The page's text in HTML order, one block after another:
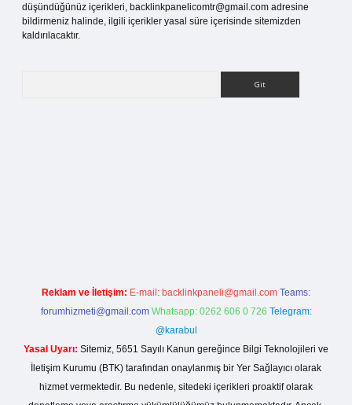
düşündüğünüz içerikleri, backlinkpanelicomtr@gmail.com adresine
bildirmeniz halinde, ilgili içerikler yasal süre içerisinde sitemizden
kaldırılacaktır.
Reklam ve İletişim: E-mail: backlinkpaneli@gmail.com Teams:
forumhizmeti@gmail.com Whatsapp: 0262 606 0 726 Telegram:
@karabul
Yasal Uyarı: Sitemiz, 5651 Sayılı Kanun gereğince Bilgi Teknolojileri ve
İletişim Kurumu (BTK) tarafından onaylanmış bir Yer Sağlayıcı olarak
hizmet vermektedir. Bu nedenle, sitedeki içerikleri proaktif olarak